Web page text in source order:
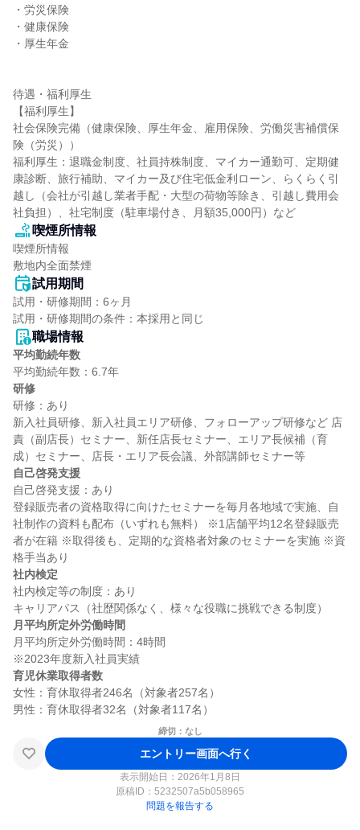
・労災保険
・健康保険
・厚生年金
待遇・福利厚生
【福利厚生】
社会保険完備（健康保険、厚生年金、雇用保険、労働災害補償保
険（労災））
福利厚生：退職金制度、社員持株制度、マイカー通勤可、定期健
康診断、旅行補助、マイカー及び住宅低金利ローン、らくらく引
越し（会社が引越し業者手配・大型の荷物等除き、引越し費用会
社負担）、社宅制度（駐車場付き、月額35,000円）など
喫煙所情報
喫煙所情報
敷地内全面禁煙
試用期間
試用・研修期間：6ヶ月
職場情報
平均勤続年数
研修
研修：あり
新入社員研修、新入社員エリア研修、フォローアップ研修など 店
責（副店長）セミナー、新任店長セミナー、エリア長候補（育
自己啓発支援
自己啓発支援：あり
登録販売者の資格取得に向けたセミナーを毎月各地域で実施、自
社制作の資料も配布（いずれも無料） ※1店舗平均12名登録販売
者が在籍 ※取得後も、定期的な資格者対象のセミナーを実施 ※資
社内検定
社内検定等の制度：あり
月平均所定外労働時間
月平均所定外労働時間：4時間
育児休業取得者数
女性：育休取得者246名（対象者257名）
締切：なし
エントリー画面へ行く
表示開始日：2026年1月8日
原稿ID： 5232507a5b058965
問題を報告する